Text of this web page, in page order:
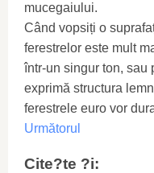
mucegaiului.
Când vopsiți o
ferestrelor este mult
într-un singur ton, sau
exprimă structura
ferestrele euro vor
Următorul
Cite?te ?i: